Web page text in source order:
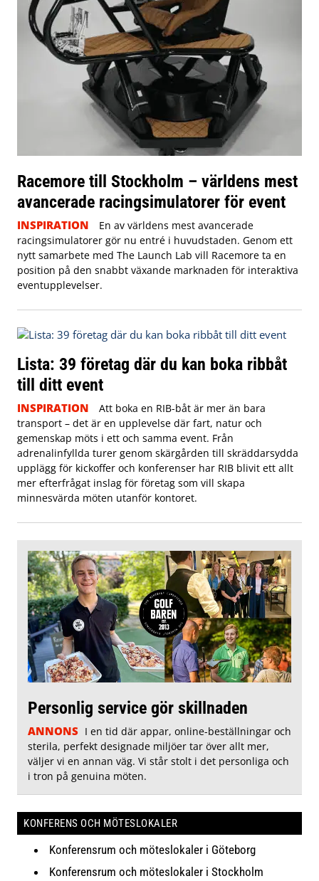
Racemore till Stockholm – världens mest
avancerade racingsimulatorer för event
INSPIRATION
En av världens mest avancerade
racingsimulatorer gör nu entré i huvudstaden. Genom ett
nytt samarbete med The Launch Lab vill Racemore ta en
position på den snabbt växande marknaden för interaktiva
eventupplevelser.
Lista: 39 företag där du kan boka ribbåt
till ditt event
INSPIRATION
Att boka en RIB-båt är mer än bara
transport – det är en upplevelse där fart, natur och
gemenskap möts i ett och samma event. Från
adrenalinfyllda turer genom skärgården till skräddarsydda
upplägg för kickoffer och konferenser har RIB blivit ett allt
mer efterfrågat inslag för företag som vill skapa
minnesvärda möten utanför kontoret.
Personlig service gör skillnaden
ANNONS I en tid där appar, online-beställningar och
sterila, perfekt designade miljöer tar över allt mer,
väljer vi en annan väg. Vi står stolt i det personliga och
i tron på genuina möten.
KONFERENS OCH MÖTESLOKALER
Konferensrum och möteslokaler i Göteborg
Konferensrum och möteslokaler i Stockholm